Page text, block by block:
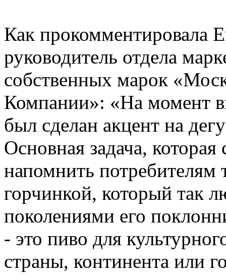
Как прокомментировала
руководитель отдела
собственных марок
Компании»: «На момент
был сделан акцент на
Основная задача,
напомнить потребителям
горчинкой, который так
поколениями его
- это пиво для
страны, континента или